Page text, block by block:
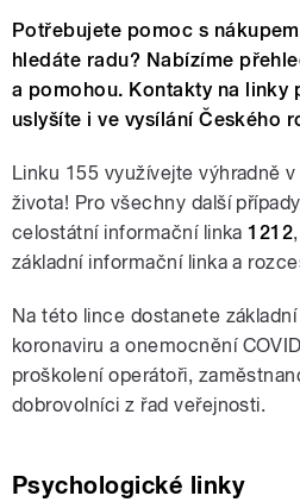
Potřebujete pomoc s
hledáte radu? Nabízíme
a pomohou. Kontakty na linky
uslyšíte i ve vysílání Českého
Linku 155 využívejte výhradně
života! Pro všechny další
celostátní informační linka1212
základní informační linka a
Na této lince dostanete
koronaviru a onemocnění
proškolení operátoři,
dobrovolníci z řad veřejnosti.
Psychologické linky